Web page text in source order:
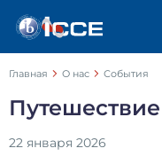
Главная О нас События
22 января 2026